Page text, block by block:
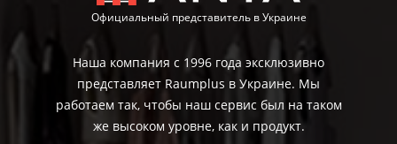
Официальный представитель в Украине
Наша компания с 1996 года эксклюзивно
представляет Raumplus в Украине. Мы
работаем так, чтобы наш сервис был на таком
же высоком уровне, как и продукт.